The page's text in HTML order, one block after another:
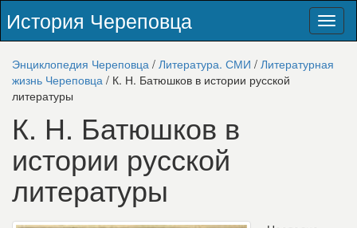
История Череповца
Энциклопедия Череповца / Литература. СМИ / Литературная
жизнь Череповца / К. Н. Батюшков в истории русской
литературы
К. Н. Батюшков в
истории русской
литературы